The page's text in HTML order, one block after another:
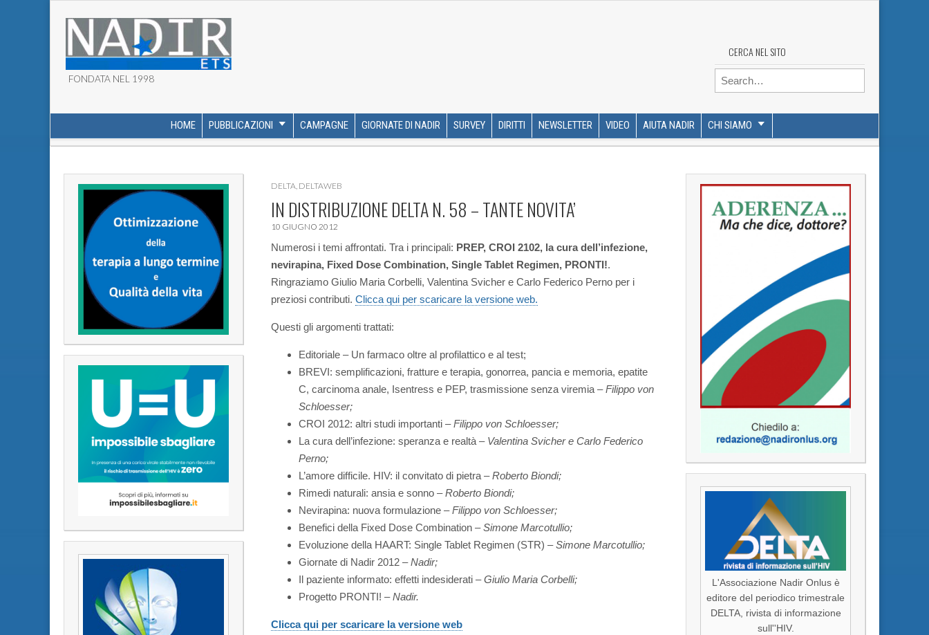
ASSOCIAZIONE NADIR ETS
FONDATA NEL 1998
CERCA NEL SITO
Search for:
MAIN MENU
SKIP TO CONTENT
HOME PUBBLICAZIONI CAMPAGNE GIORNATE DI NADIR SURVEY DIRITTI NEWSLETTER VIDEO AIUTA NADIR CHI SIAMO
SUB MENU
DELTA, DELTAWEB
IN DISTRIBUZIONE DELTA N. 58 – TANTE NOVITA’
10 GIUGNO 2012
Numerosi i temi affrontati. Tra i principali: PREP, CROI 2102, la cura dell’infezione,
nevirapina, Fixed Dose Combination, Single Tablet Regimen, PRONTI!.
Ringraziamo Giulio Maria Corbelli, Valentina Svicher e Carlo Federico Perno per i
preziosi contributi. Clicca qui per scaricare la versione web.
Questi gli argomenti trattati:
Editoriale – Un farmaco oltre al profilattico e al test;
BREVI: semplificazioni, fratture e terapia, gonorrea, pancia e memoria, epatite
C, carcinoma anale, Isentress e PEP, trasmissione senza viremia –Filippo von
Schloesser;
CROI 2012: altri studi importanti –Filippo von Schloesser;
La cura dell’infezione: speranza e realtà – Valentina Svicher e Carlo Federico
Perno;
L’amore difficile. HIV: il convitato di pietra –Roberto Biondi;
Rimedi naturali: ansia e sonno –Roberto Biondi;
Nevirapina: nuova formulazione –Filippo von Schloesser;
Benefici della Fixed Dose Combination –Simone Marcotullio;
Evoluzione della HAART: Single Tablet Regimen (STR) –Simone Marcotullio;
Giornate di Nadir 2012 –Nadir;
Il paziente informato: effetti indesiderati –Giulio Maria Corbelli;
Progetto PRONTI! –Nadir.
Clicca qui per scaricare la versione web
L'Associazione Nadir Onlus è
editore del periodico trimestrale
DELTA, rivista di informazione
sull''HIV.